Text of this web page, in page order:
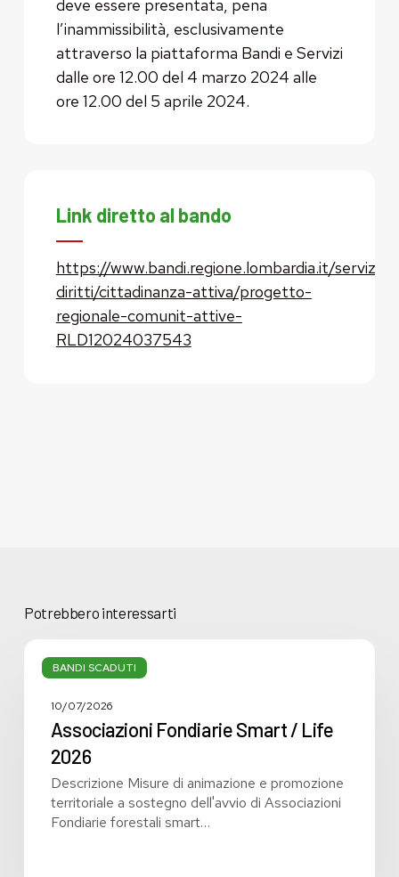
deve essere presentata, pena
l’inammissibilità, esclusivamente
attraverso la piattaforma Bandi e Servizi
dalle ore 12.00 del 4 marzo 2024 alle
ore 12.00 del 5 aprile 2024.
Link diretto al bando
https://www.bandi.regione.lombardia.it/servizi/
diritti/cittadinanza-attiva/progetto-
regionale-comunit-attive-
RLD12024037543
Potrebbero interessarti
BANDI SCADUTI
Fondiarie
2026
10/07/2026
Associazioni Fondiarie Smart / Life
2026
Descrizione Misure di animazione e promozione
territoriale a sostegno dell'avvio di Associazioni
Fondiarie forestali smart…